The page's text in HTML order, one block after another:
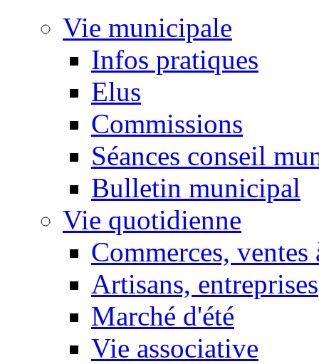
Vie municipale
Infos pratiques
Elus
Commissions
Séances conseil
Bulletin municipal
Vie quotidienne
Commerces, ventes
Artisans, entreprises
Marché d'été
Vie associative